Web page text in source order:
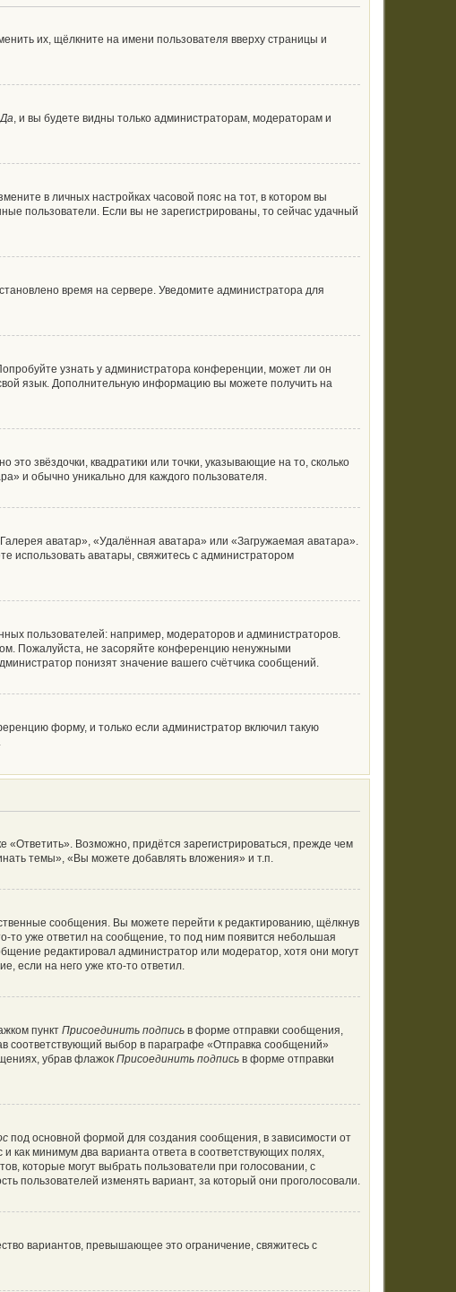
их, щёлкните на имени пользователя вверху страницы и
Да, и вы будете видны только администраторам, модераторам и
в личных настройках часовой пояс на тот, в котором вы
пользователи. Если вы не зарегистрированы, то сейчас удачный
время на сервере. Уведомите администратора для
узнать у администратора конференции, может ли он
язык. Дополнительную информацию вы можете получить на
звёздочки, квадратики или точки, указывающие на то, сколько
и обычно уникально для каждого пользователя.
аватар», «Удалённая аватара» или «Загружаемая аватара».
использовать аватары, свяжитесь с администратором
пользователей: например, модераторов и администраторов.
Пожалуйста, не засоряйте конференцию ненужными
понизят значение вашего счётчика сообщений.
форму, и только если администратор включил такую
Возможно, придётся зарегистрироваться, прежде чем
темы», «Вы можете добавлять вложения» и т.п.
сообщения. Вы можете перейти к редактированию, щёлкнув
то уже ответил на сообщение, то под ним появится небольшая
редактировал администратор или модератор, хотя они могут
если на него уже кто-то ответил.
пункт Присоединить подпись в форме отправки сообщения,
соответствующий выбор в параграфе «Отправка сообщений»
убрав флажок Присоединить подпись в форме отправки
под основной формой для создания сообщения, в зависимости от
как минимум два варианта ответа в соответствующих полях,
которые могут выбрать пользователи при голосовании, с
пользователей изменять вариант, за который они проголосовали.
вариантов, превышающее это ограничение, свяжитесь с